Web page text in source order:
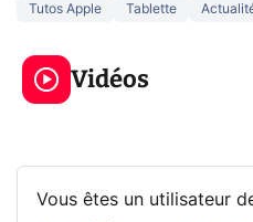
Tutos Apple Tablette
Vidéos
5 générations de
jeux dans la
prochaine Xbox !
Vous êtes un utilisateur